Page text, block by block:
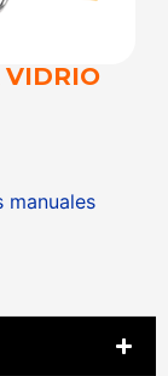
manuales